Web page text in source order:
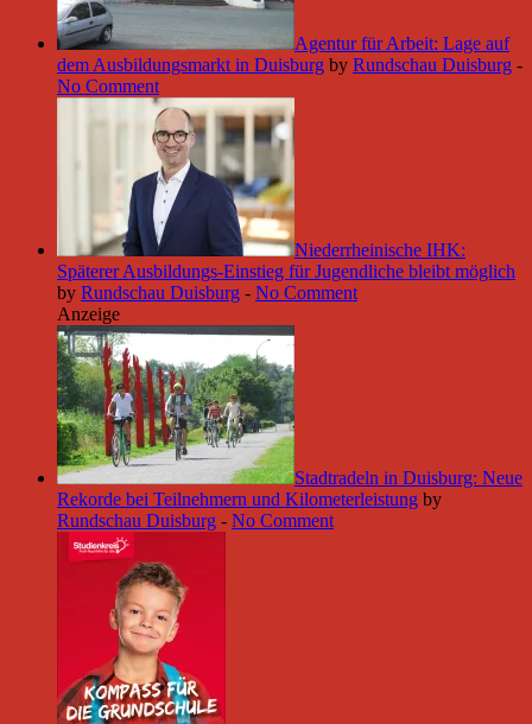
Agentur für Arbeit: Lage auf
dem Ausbildungsmarkt in Duisburg by Rundschau Duisburg -
No Comment
Niederrheinische IHK:
Späterer Ausbildungs-Einstieg für Jugendliche bleibt möglich
by Rundschau Duisburg - No Comment
Anzeige
Stadtradeln in Duisburg: Neue
Rekorde bei Teilnehmern und Kilometerleistung by
Rundschau Duisburg - No Comment